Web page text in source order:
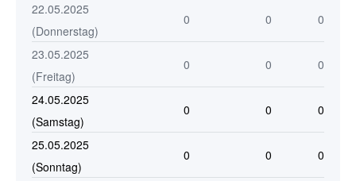
22.05.2025
(Donnerstag)
0 0 0
23.05.2025
(Freitag)
0 0 0
24.05.2025
(Samstag)
0 0 0
25.05.2025
(Sonntag)
0 0 0